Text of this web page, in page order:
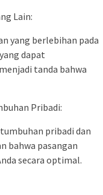
Lain:
yang berlebihan pada
dapat
tanda bahwa
Pribadi:
pribadi dan
bahwa pasangan
secara optimal.